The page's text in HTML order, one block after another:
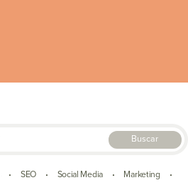
Buscar
• SEO • Social Media • Marketing •